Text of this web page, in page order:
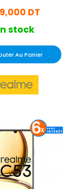
DT
stock
Au Panier